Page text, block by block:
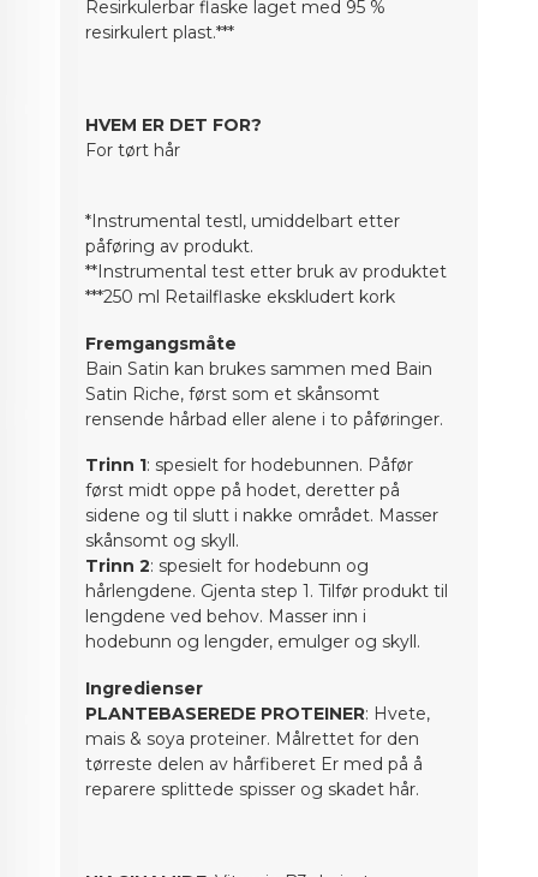
Resirkulerbar flaske laget med 95 %
resirkulert plast.***
HVEM ER DET FOR?
For tørt hår
*Instrumental testl, umiddelbart etter
påføring av produkt.
**Instrumental test etter bruk av produktet
***250 ml Retailflaske ekskludert kork
Fremgangsmåte
Bain Satin kan brukes sammen med Bain
Satin Riche, først som et skånsomt
rensende hårbad eller alene i to påføringer.
Trinn 1: spesielt for hodebunnen. Påfør
først midt oppe på hodet, deretter på
sidene og til slutt i nakke området. Masser
skånsomt og skyll.
Trinn 2: spesielt for hodebunn og
hårlengdene. Gjenta step 1. Tilfør produkt til
lengdene ved behov. Masser inn i
hodebunn og lengder, emulger og skyll.
Ingredienser
PLANTEBASEREDE PROTEINER: Hvete,
mais & soya proteiner. Målrettet for den
tørreste delen av hårfiberet Er med på å
reparere splittede spisser og skadet hår.